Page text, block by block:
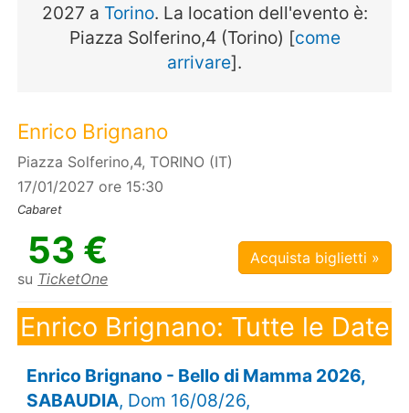
2027 a Torino. La location dell'evento è:
Piazza Solferino,4 (Torino) [come
arrivare].
Enrico Brignano
Piazza Solferino,4, TORINO (IT)
17/01/2027 ore 15:30
Cabaret
53 €
su TicketOne
Acquista biglietti »
Enrico Brignano: Tutte le Date
Enrico Brignano - Bello di Mamma 2026,
SABAUDIA, Dom 16/08/26,